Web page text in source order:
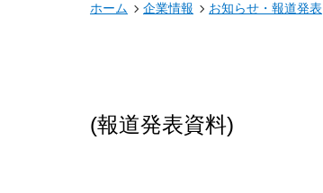
ホーム 企業情報 お知らせ・報道発表
(報道発表資料)